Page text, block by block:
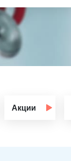
Акции